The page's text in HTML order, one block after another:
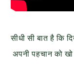
सीधी सी बात है कि
अपनी पहचान को